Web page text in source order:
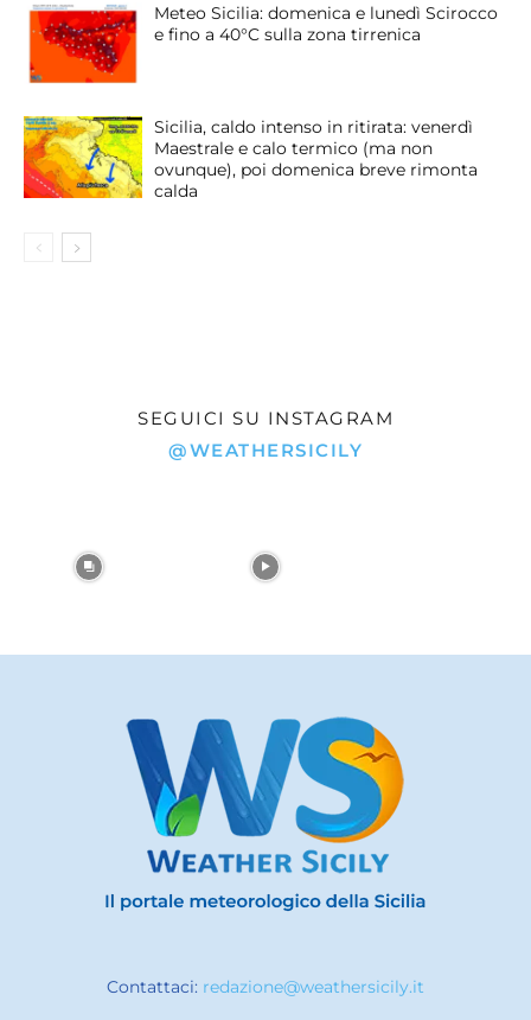
Meteo Sicilia: domenica e lunedì Scirocco
e fino a 40°C sulla zona tirrenica
Sicilia, caldo intenso in ritirata: venerdì
Maestrale e calo termico (ma non
ovunque), poi domenica breve rimonta
calda
SEGUICI SU INSTAGRAM
@WEATHERSICILY
Contattaci: redazione@weathersicily.it